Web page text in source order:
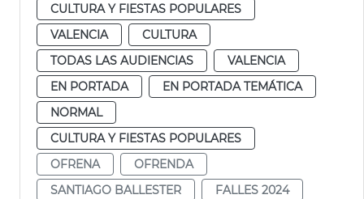
CULTURA Y FIESTAS POPULARES
VALENCIA
CULTURA
TODAS LAS AUDIENCIAS
VALENCIA
EN PORTADA
EN PORTADA TEMÁTICA
NORMAL
CULTURA Y FIESTAS POPULARES
OFRENA
OFRENDA
SANTIAGO BALLESTER
FALLES 2024